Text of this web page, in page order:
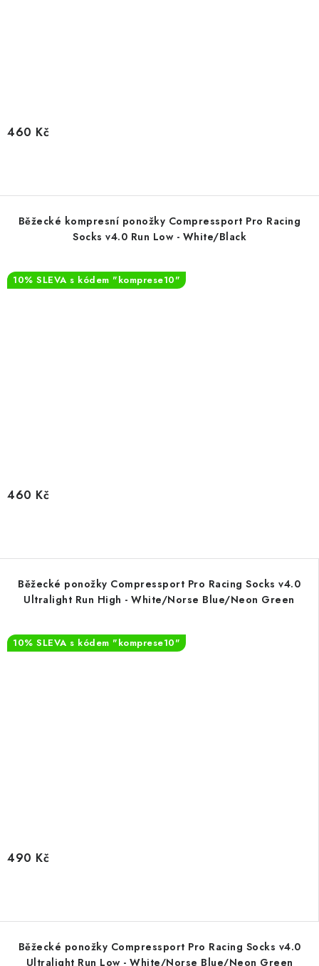
460 Kč
Běžecké kompresní ponožky Compressport Pro Racing
Socks v4.0 Run Low - White/Black
10% SLEVA s kódem "komprese10"
460 Kč
Běžecké ponožky Compressport Pro Racing Socks v4.0
Ultralight Run High - White/Norse Blue/Neon Green
10% SLEVA s kódem "komprese10"
490 Kč
Běžecké ponožky Compressport Pro Racing Socks v4.0
Ultralight Run Low - White/Norse Blue/Neon Green